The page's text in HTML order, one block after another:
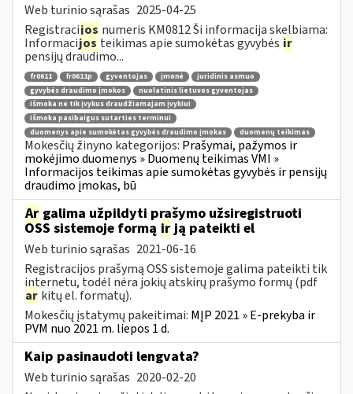
Web turinio sąrašas 2025-04-25
Registracijos numeris KM0812 Ši informacija skelbiama:
Informacijosteikimas apie sumokėtas gyvybės ir
pensijų draudimo...
fr0611 fr0611p gyventojas įmonė
juridinis asmuo
gyvybės draudimo įmokos
nuolatinis lietuvos gyventojas
išmoka ne tik įvykus draudžiamajam įvykiui
išmoka pasibaigus sutarties terminui
duomenys apie sumokėtas gyvybės draudimo įmokas
duomenų teikimas
Mokesčių žinyno kategorijos: Prašymai, pažymos ir
mokėjimo duomenys » Duomenų teikimas VMI »
Informacijos teikimas apie sumokėtas gyvybės ir pensijų
draudimo įmokas, bū
Ar galima užpildyti prašymo užsiregistruoti
OSS sistemoje formą irją pateikti el
Web turinio sąrašas 2021-06-16
Registracijos prašymą OSS sistemoje galima pateikti tik
internetu, todėl nėra jokių atskirų prašymo formų (pdf
ar kitų el. formatų).
Mokesčių įstatymų pakeitimai: MĮP 2021 » E-prekyba ir
PVM nuo 2021 m. liepos 1 d.
Kaip pasinaudoti lengvata?
Web turinio sąrašas 2020-02-20